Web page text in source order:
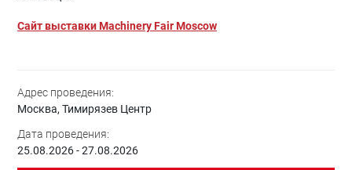
Сайт выставки Machinery Fair Moscow
Адрес проведения:
Москва, Тимирязев Центр
Дата проведения:
25.08.2026 - 27.08.2026